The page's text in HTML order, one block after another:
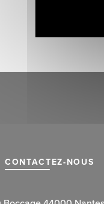
CONTACTEZ-NOUS